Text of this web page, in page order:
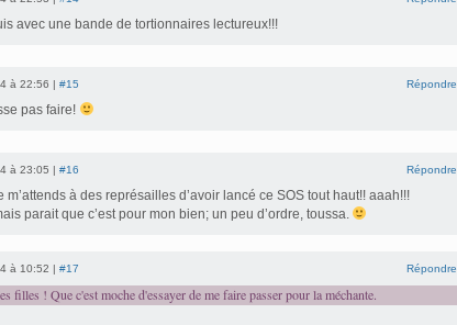
avec une bande de tortionnaires lectureux!!!
à 22:56 | #15 Répondre
pas faire!
à 23:05 | #16 Répondre
m’attends à des représailles d’avoir lancé ce SOS tout haut!! aaah!!!
parait que c’est pour mon bien; un peu d’ordre, toussa.
à 10:52 | #17 Répondre
filles ! Que c'est moche d'essayer de me faire passer pour la méchante.